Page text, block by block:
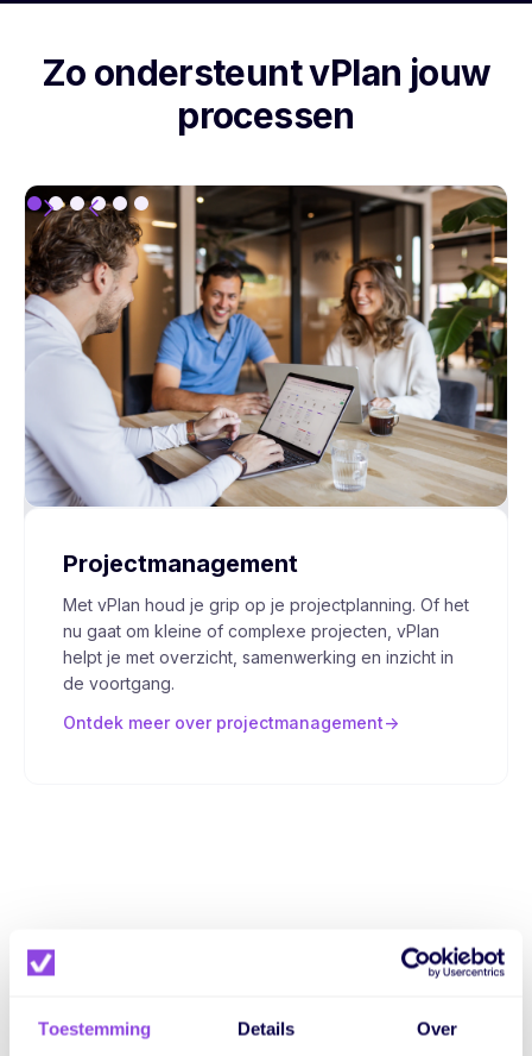
Toestemming Details Over
Zo ondersteunt vPlan jouw
processen
Projectmanagement
Met vPlan houd je grip op je projectplanning. Of het
nu gaat om kleine of complexe projecten, vPlan
helpt je met overzicht, samenwerking en inzicht in
de voortgang.
Ontdek meer over projectmanagement->
Wat klanten zeggen